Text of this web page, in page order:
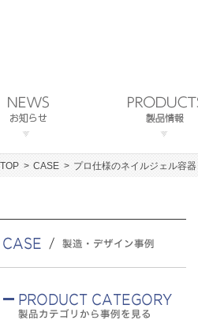
TOP CASE プロ仕様のネイルジェル容器